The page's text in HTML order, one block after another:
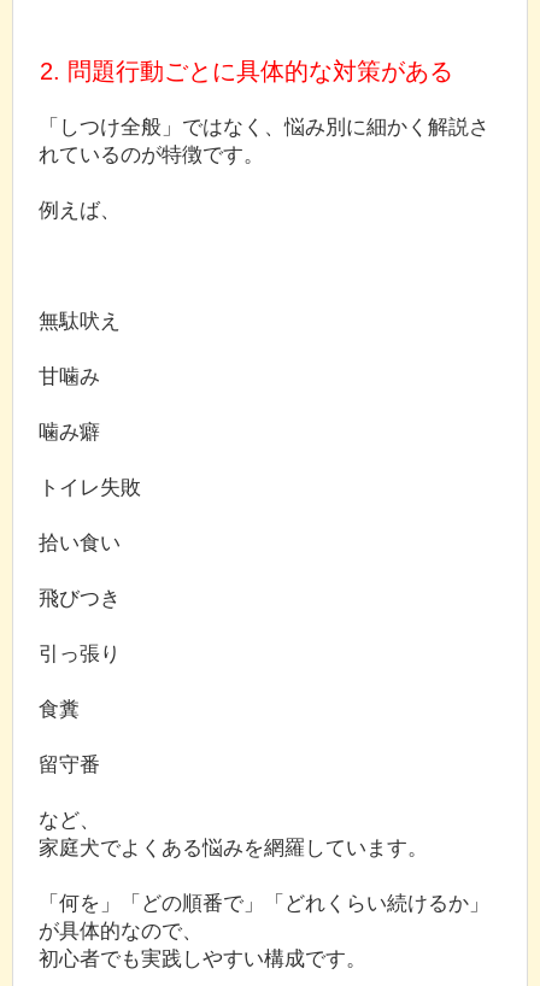
2. 問題行動ごとに具体的な対策がある
「しつけ全般」ではなく、悩み別に細かく解説さ
れているのが特徴です。
例えば、
無駄吠え
甘噛み
噛み癖
トイレ失敗
拾い食い
飛びつき
引っ張り
食糞
留守番
など、
家庭犬でよくある悩みを網羅しています。
「何を」「どの順番で」「どれくらい続けるか」
が具体的なので、
初心者でも実践しやすい構成です。